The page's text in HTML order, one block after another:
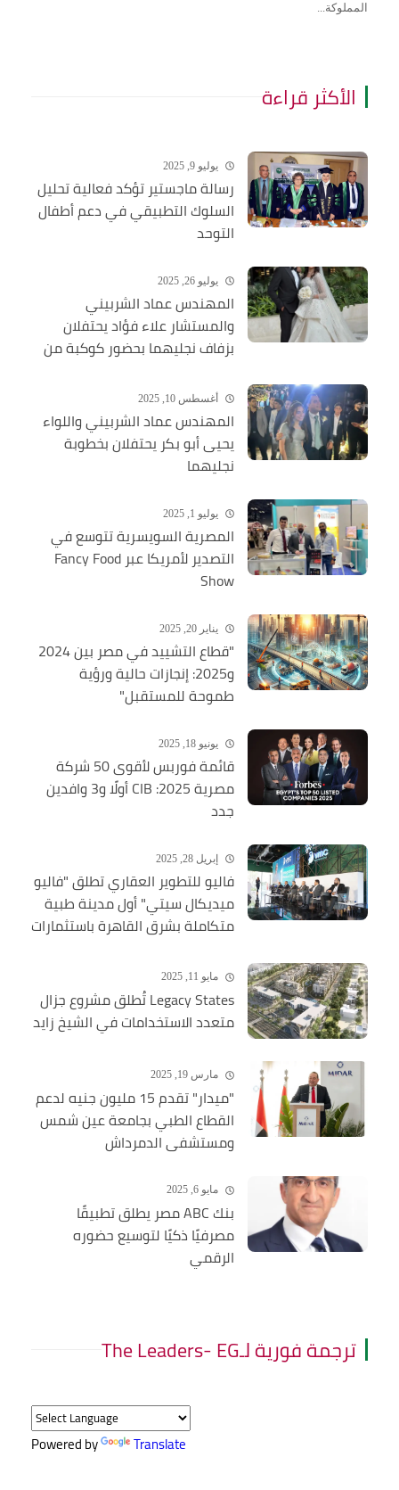
المملوكة...
الأكثر قراءة
يوليو 9, 2025
رسالة ماجستير تؤكد فعالية تحليل
السلوك التطبيقي في دعم أطفال
التوحد
يوليو 26, 2025
المهندس عماد الشربيني
والمستشار علاء فؤاد يحتفلان
بزفاف نجليهما بحضور كوكبة من
أغسطس 10, 2025
المهندس عماد الشربيني واللواء
يحيى أبو بكر يحتفلان بخطوبة
نجليهما
يوليو 1, 2025
المصرية السويسرية تتوسع في
التصدير لأمريكا عبر Fancy Food
Show
يناير 20, 2025
"قطاع التشييد في مصر بين 2024
و2025: إنجازات حالية ورؤية
طموحة للمستقبل"
يونيو 18, 2025
قائمة فوربس لأقوى 50 شركة
مصرية 2025: CIB أولًا و3 وافدين
جدد
إبريل 28, 2025
فاليو للتطوير العقاري تطلق "فاليو
ميديكال سيتي" أول مدينة طبية
متكاملة بشرق القاهرة باستثمارات
مايو 11, 2025
Legacy States تُطلق مشروع جزال
متعدد الاستخدامات في الشيخ زايد
مارس 19, 2025
"ميدار" تقدم 15 مليون جنيه لدعم
القطاع الطبي بجامعة عين شمس
ومستشفى الدمرداش
مايو 6, 2025
بنك ABC مصر يطلق تطبيقًا
مصرفيًا ذكيًا لتوسيع حضوره
الرقمي
ترجمة فورية لـThe Leaders- EG
Powered by Translate